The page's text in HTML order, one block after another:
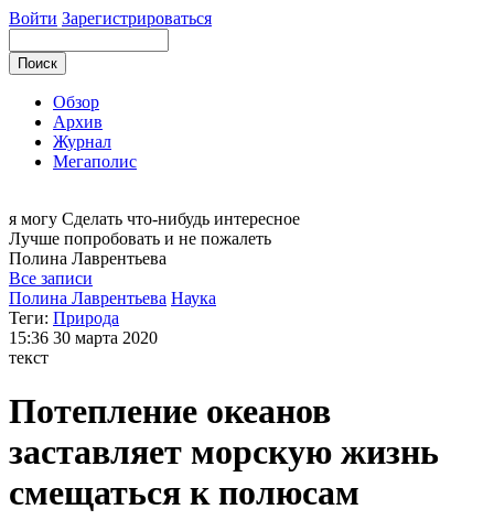
Войти Зарегистрироваться
Обзор
Архив
Журнал
Мегаполис
я могу Сделать что-нибудь интересное
Лучше попробовать и не пожалеть
Полина Лаврентьева
Все записи
Полина Лаврентьева Наука
Теги: Природа
15:36 30 марта 2020
текст
Потепление океанов
заставляет морскую жизнь
смещаться к полюсам